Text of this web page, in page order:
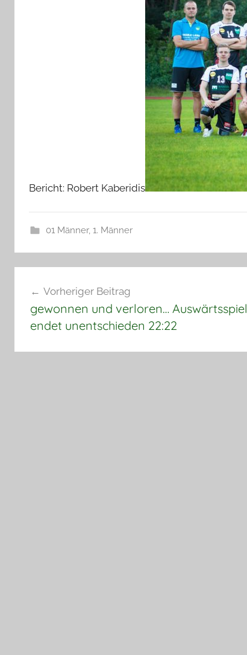
Bericht: Robert Kaberidis
01 Männer, 1. Männer
Vorheriger Beitrag
gewonnen und verloren… Auswärtsspiel
endet unentschieden 22:22